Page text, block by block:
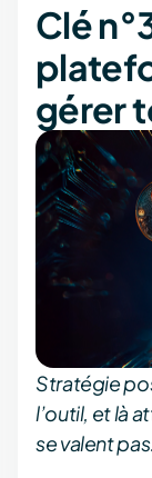
Clé
gérer
Stratégie
l’outil, et là
se valent pas.